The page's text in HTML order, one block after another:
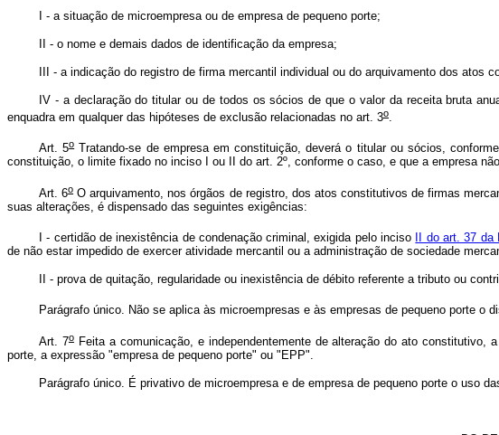
I - a situação de microempresa ou de empresa de pequeno porte;
II - o nome e demais dados de identificação da empresa;
III - a indicação do registro de firma mercantil individual ou do arquivamento dos atos
IV - a declaração do titular ou de todos os sócios de que o valor da receita bruta
enquadra em qualquer das hipóteses de exclusão relacionadas no art. 3o
Art. 5oTratando-se de empresa em constituição, deverá o titular ou sócios,
constituição, o limite fixado no inciso I ou II do art. 2º, conforme o caso, e que a empresa
Art. 6o O arquivamento, nos órgãos de registro, dos atos constitutivos de firmas
suas alterações, é dispensado das seguintes exigências:
I - certidão de inexistência de condenação criminal, exigida pelo inciso II do art. 37 da
de não estar impedido de exercer atividade mercantil ou a administração de sociedade
II - prova de quitação, regularidade ou inexistência de débito referente a tributo ou
Parágrafo único. Não se aplica às microempresas e às empresas de pequeno porte o
Art. 7oFeita a comunicação, e independentemente de alteração do ato constitutivo,
porte, a expressão "empresa de pequeno porte" ou "EPP".
Parágrafo único. É privativo de microempresa e de empresa de pequeno porte o uso